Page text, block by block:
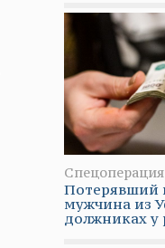
Спецоперация
Потерявший
мужчина из
должниках